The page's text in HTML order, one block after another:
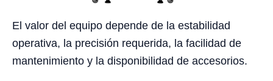
El valor del equipo depende de la estabilidad
operativa, la precisión requerida, la facilidad de
mantenimiento y la disponibilidad de accesorios.